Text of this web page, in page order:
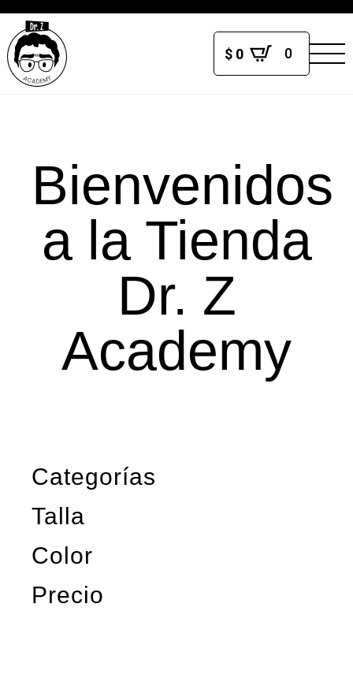
$ 0 0
Bienvenidos
a la Tienda
Dr. Z
Academy
Categorías
Talla
Color
Precio